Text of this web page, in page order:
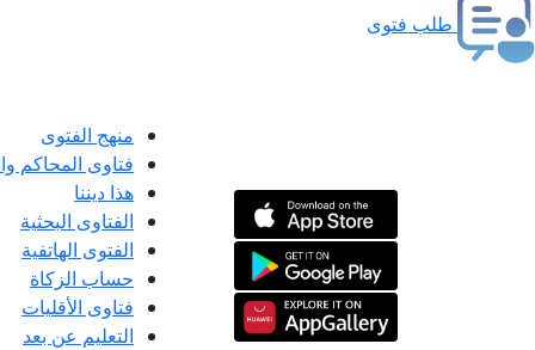
طلب فتوى
منهج الفتوى
فتاوى المحاكم
هذا ديننا
الفتاوى البحثية
الفتوى الهاتفية
حساب الزكاة
فتاوى الأقليات
التعليم عن بعد